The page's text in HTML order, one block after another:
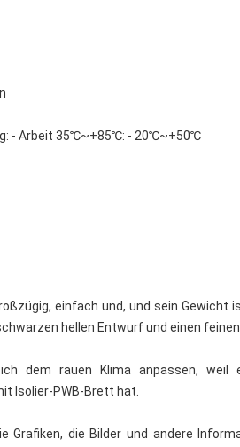
- Arbeit 35℃~+85℃: - 20℃~+50℃
einfach und, und sein Gewicht
hellen Entwurf und einen
dem rauen Klima anpassen, weil
Isolier-PWB-Brett hat.
Grafiken, die Bilder und andere